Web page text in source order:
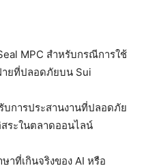
MPC สำหรับกรณีการใช้
ายที่ปลอดภัยบน Sui
การประสานงานที่ปลอดภัย
ระในตลาดออนไลน์
าที่เกินจริงของ AI หรือ